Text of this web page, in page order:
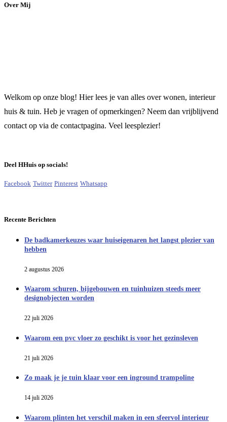
Over Mij
Welkom op onze blog! Hier lees je van alles over wonen, interieur
huis & tuin. Heb je vragen of opmerkingen? Neem dan vrijblijvend
contact op via de contactpagina. Veel leesplezier!
Deel HHuis op socials!
Facebook Twitter Pinterest Whatsapp
Recente Berichten
De badkamerkeuzes waar huiseigenaren het langst plezier van
hebben
2 augustus 2026
Waarom schuren, bijgebouwen en tuinhuizen steeds meer
designobjecten worden
22 juli 2026
Waarom een pvc vloer zo geschikt is voor het gezinsleven
21 juli 2026
Zo maak je je tuin klaar voor een inground trampoline
14 juli 2026
Waarom plinten het verschil maken in een sfeervol interieur